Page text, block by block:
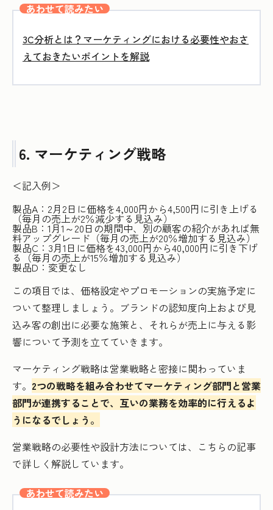
あわせて読みたい
3C分析とは？マーケティングにおける必要性やおさ
えておきたいポイントを解説
6. マーケティング戦略
＜記入例＞
製品A：2月2日に価格を4,000円から4,500円に引き上げる
（毎月の売上が2％減少する見込み）
製品B：1月1～20日の期間中、別の顧客の紹介があれば無
料アップグレード（毎月の売上が20％増加する見込み）
製品C：3月1日に価格を43,000円から40,000円に引き下げ
る（毎月の売上が15％増加する見込み）
製品D：変更なし
この項目では、価格設定やプロモーションの実施予定に
ついて整理しましょう。ブランドの認知度向上および見
込み客の創出に必要な施策と、それらが売上に与える影
響について予測を立てていきます。
マーケティング戦略は営業戦略と密接に関わっていま
す。 2つの戦略を組み合わせてマーケティング部門と営業
部門が連携することで、互いの業務を効率的に行えるよ
うになるでしょう。
営業戦略の必要性や設計方法については、こちらの記事
で詳しく解説しています。
あわせて読みたい